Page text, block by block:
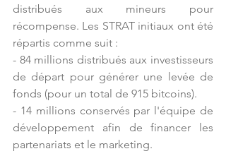
distribués aux mineurs pour
récompense. Les STRAT initiaux ont été
répartis comme suit :
- 84 millions distribués aux investisseurs
de départ pour générer une levée de
fonds (pour un total de 915 bitcoins).
- 14 millions conservés par l'équipe de
développement afin de financer les
partenariats et le marketing.